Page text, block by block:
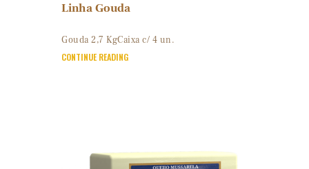
Linha Gouda
Gouda 2,7 KgCaixa c/ 4 un.
CONTINUE READING